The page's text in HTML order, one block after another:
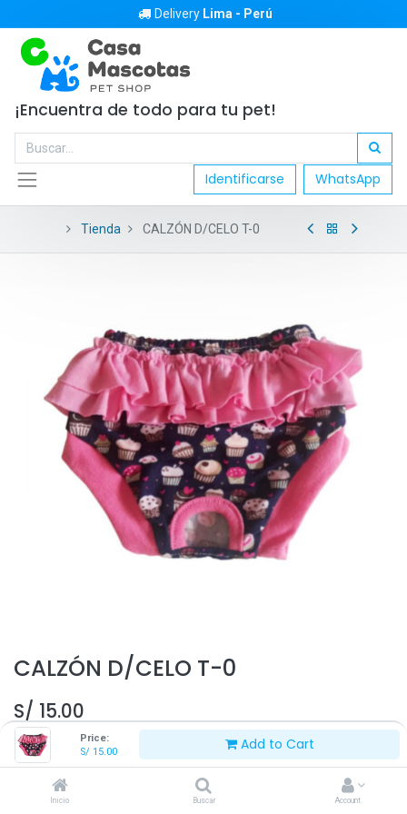
Price:
S/ 15.00 Add to Cart
Inicio Buscar Account
Delivery Lima - Perú
¡Encuentra de todo para tu pet!
Identificarse WhatsApp
Tienda CALZÓN D/CELO T-0
CALZÓN D/CELO T-0
S/ 15.00